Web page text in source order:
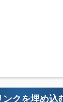
クを埋め込